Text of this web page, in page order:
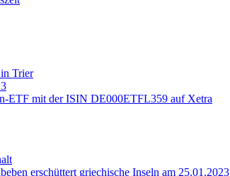
Trier
ETF mit der ISIN DE000ETFL359 auf Xetra
erschüttert griechische Inseln am 25.01.2023